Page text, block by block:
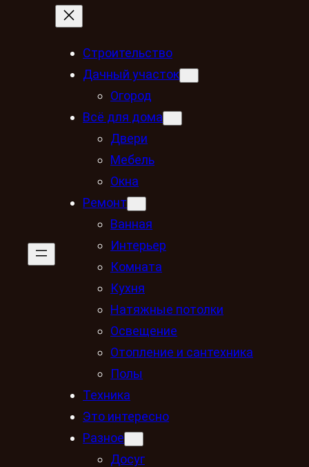
Строительство
Дачный участок
Огород
Всё для дома
Двери
Мебель
Окна
Ремонт
Ванная
Интерьер
Комната
Кухня
Натяжные потолки
Освещение
Отопление и сантехника
Полы
Техника
Это интересно
Разное
Досуг